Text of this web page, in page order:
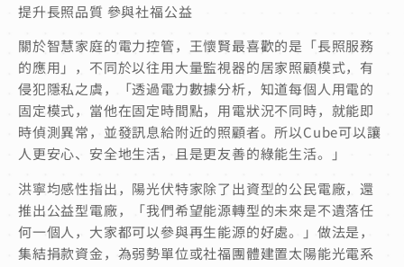
提升長照品質 參與社福公益
關於智慧家庭的電力控管，王懷賢最喜歡的是「長照服務
的應用」，不同於以往用大量監視器的居家照顧模式，有
侵犯隱私之虞，「透過電力數據分析，知道每個人用電的
固定模式，當他在固定時間點，用電狀況不同時，就能即
時偵測異常，並發訊息給附近的照顧者。所以Cube可以讓
人更安心、安全地生活，且是更友善的綠能生活。」
洪寧均感性指出，陽光伏特家除了出資型的公民電廠，還
推出公益型電廠，「我們希望能源轉型的未來是不遺落任
何一個人，大家都可以參與再生能源的好處。」做法是，
集結捐款資金，為弱勢單位或社福團體建置太陽能光電系